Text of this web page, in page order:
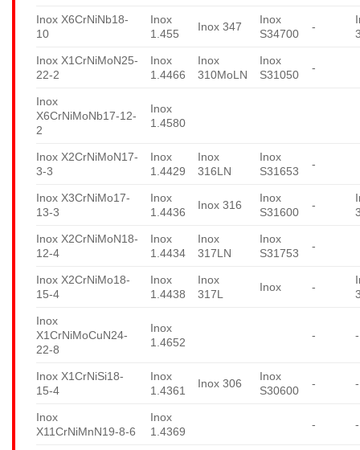
Inox X6CrNiNb18-
10
Inox
1.455
Inox 347
Inox
S34700
-
Inox X1CrNiMoN25-
22-2
Inox
1.4466
Inox
310MoLN
Inox
S31050
-
Inox
X6CrNiMoNb17-12-
2
Inox
1.4580
Inox X2CrNiMoN17-
3-3
Inox
1.4429
Inox
316LN
Inox
S31653
-
Inox X3CrNiMo17-
13-3
Inox
1.4436
Inox 316
Inox
S31600
-
Inox X2CrNiMoN18-
12-4
Inox
1.4434
Inox
317LN
Inox
S31753
-
Inox X2CrNiMo18-
15-4
Inox
1.4438
Inox
317L
Inox -
Inox
X1CrNiMoCuN24-
22-8
Inox
1.4652
- -
Inox X1CrNiSi18-
15-4
Inox
1.4361
Inox 306
Inox
S30600
- -
Inox
X11CrNiMnN19-8-6
Inox
1.4369
- -